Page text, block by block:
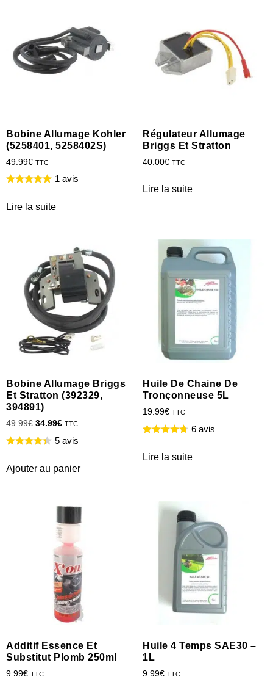
Bobine Allumage Kohler
(5258401, 5258402S)
49.99€ TTC
1 avis
Lire la suite
Régulateur Allumage
Briggs Et Stratton
40.00€ TTC
Lire la suite
Bobine Allumage Briggs
Et Stratton (392329,
394891)
49.99€ 34.99€ TTC
5 avis
Ajouter au panier
Huile De Chaine De
Tronçonneuse 5L
19.99€ TTC
6 avis
Lire la suite
Additif Essence Et
Substitut Plomb 250ml
9.99€ TTC
Huile 4 Temps SAE30 –
1L
9.99€ TTC